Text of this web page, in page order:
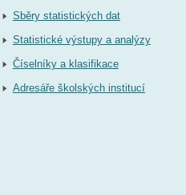
Sběry statistických dat
Statistické výstupy a analýzy
Číselníky a klasifikace
Adresáře školských institucí